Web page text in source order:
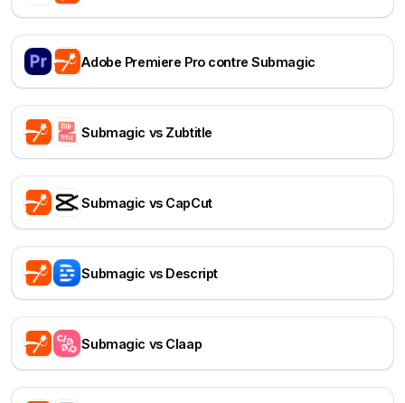
Adobe Premiere Pro contre Submagic
Submagic vs Zubtitle
Submagic vs CapCut
Submagic vs Descript
Submagic vs Claap